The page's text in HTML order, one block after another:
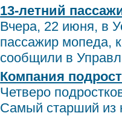
13-летний
Вчера, 22 июня, в
пассажир мопеда,
сообщили в
Компания
Четверо
Самый старший из